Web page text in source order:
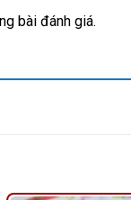
bài đánh giá.